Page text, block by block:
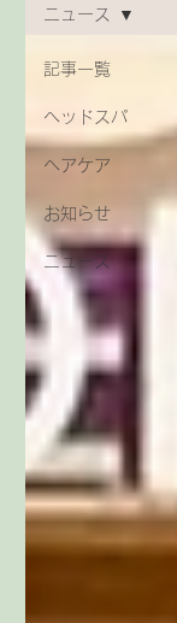
記事一覧
ヘッドスパ
ヘアケア
お知らせ
ニュース
ニュース